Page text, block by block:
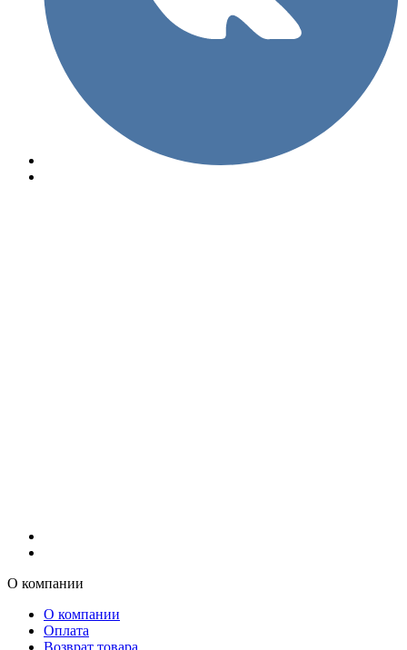
О компании
О компании
Оплата